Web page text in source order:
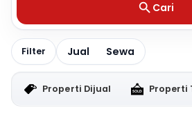
Cari
Filter Jual Sewa
Properti Dijual Properti